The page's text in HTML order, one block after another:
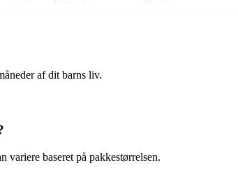
af dit barns liv.
baseret på pakkestørrelsen.